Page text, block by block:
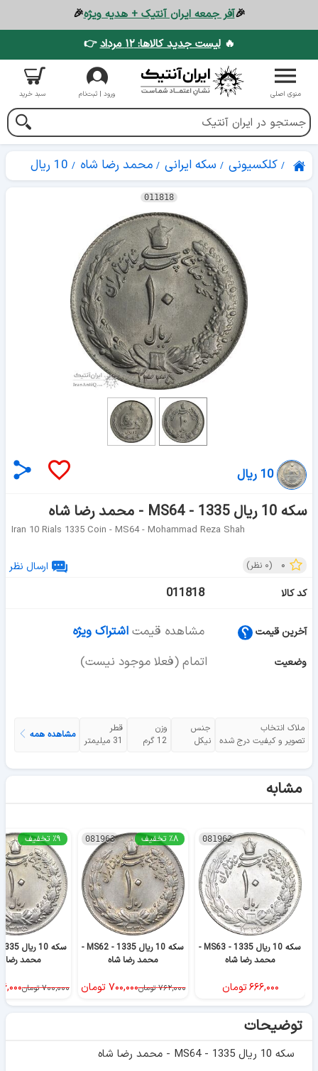
🎉آفر جمعه ایران آنتیک + هدیه ویژه🎉
🔥لیست جدید کالاها: ۱۲ مرداد 👉
منوی اصلی ورود | ثبت‌نام سبد خرید
کلکسیونی سکه ایرانی محمد رضا شاه 10 ریال
011818
10 ریال
سکه 10 ریال 1335 - MS64 - محمد رضا شاه
Iran 10 Rials 1335 Coin - MS64 - Mohammad Reza Shah
۰ (۰ نظر)
ارسال نظر
کد کالا
011818
آخرین قیمت مشاهده قیمت اشتراک ویژه
وضعیت اتمام (فعلا موجود نیست)
ملاک انتخاب
تصویر و کیفیت درج شده
جنس
نیکل
وزن
12 گرم
قطر
31 میلیمتر
مشاهده همه
مشابه
081962
سکه 10 ریال 1335 - MS63 -
محمد رضا شاه
۶۶۶,۰۰۰تومان
081963
سکه 10 ریال 1335 - MS62 -
محمد رضا شاه
٪۸ تخفیف
۷۶۲,۰۰۰ تومان۷۰۰,۰۰۰ تومان
محمد رضا
٪۹ تخفیف
۷۰۰,۰۰۰ تومان
توضیحات
سکه 10 ریال 1335 - MS64 - محمد رضا شاه